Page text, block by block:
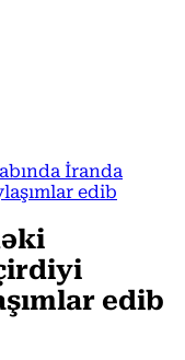
İranda
edib
edib